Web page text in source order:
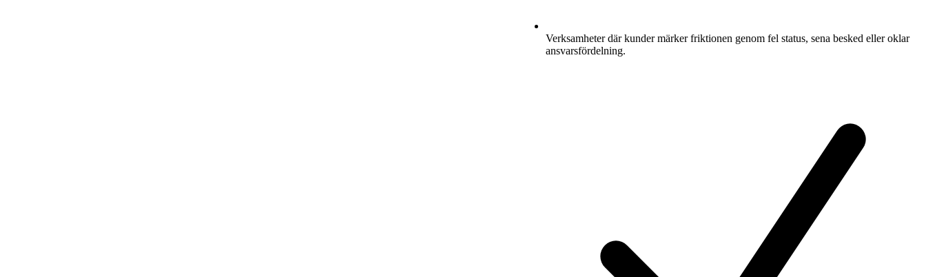
Verksamheter där kunder märker friktionen genom fel status, sena besked eller oklar
ansvarsfördelning.